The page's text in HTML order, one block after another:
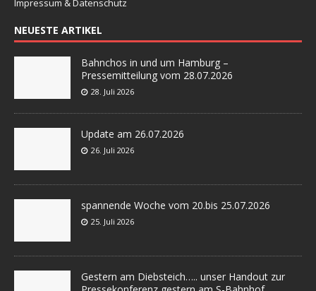
NEUESTE ARTIKEL
Bahnchos in und um Hamburg –
Pressemitteilung vom 28.07.2026
28. Juli 2026
Update am 26.07.2026
26. Juli 2026
spannende Woche vom 20.bis 25.07.2026
25. Juli 2026
Gestern am Diebsteich….. unser Handout zur